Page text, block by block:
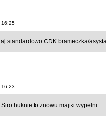
16:25
standardowo CDK brameczka/
16:23
huknie to znowu majtki wypełni